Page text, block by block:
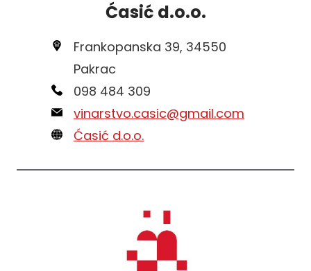
Ćasić d.o.o.
Frankopanska 39, 34550
Pakrac
098 484 309
vinarstvo.casic@gmail.com
Ćasić d.o.o.